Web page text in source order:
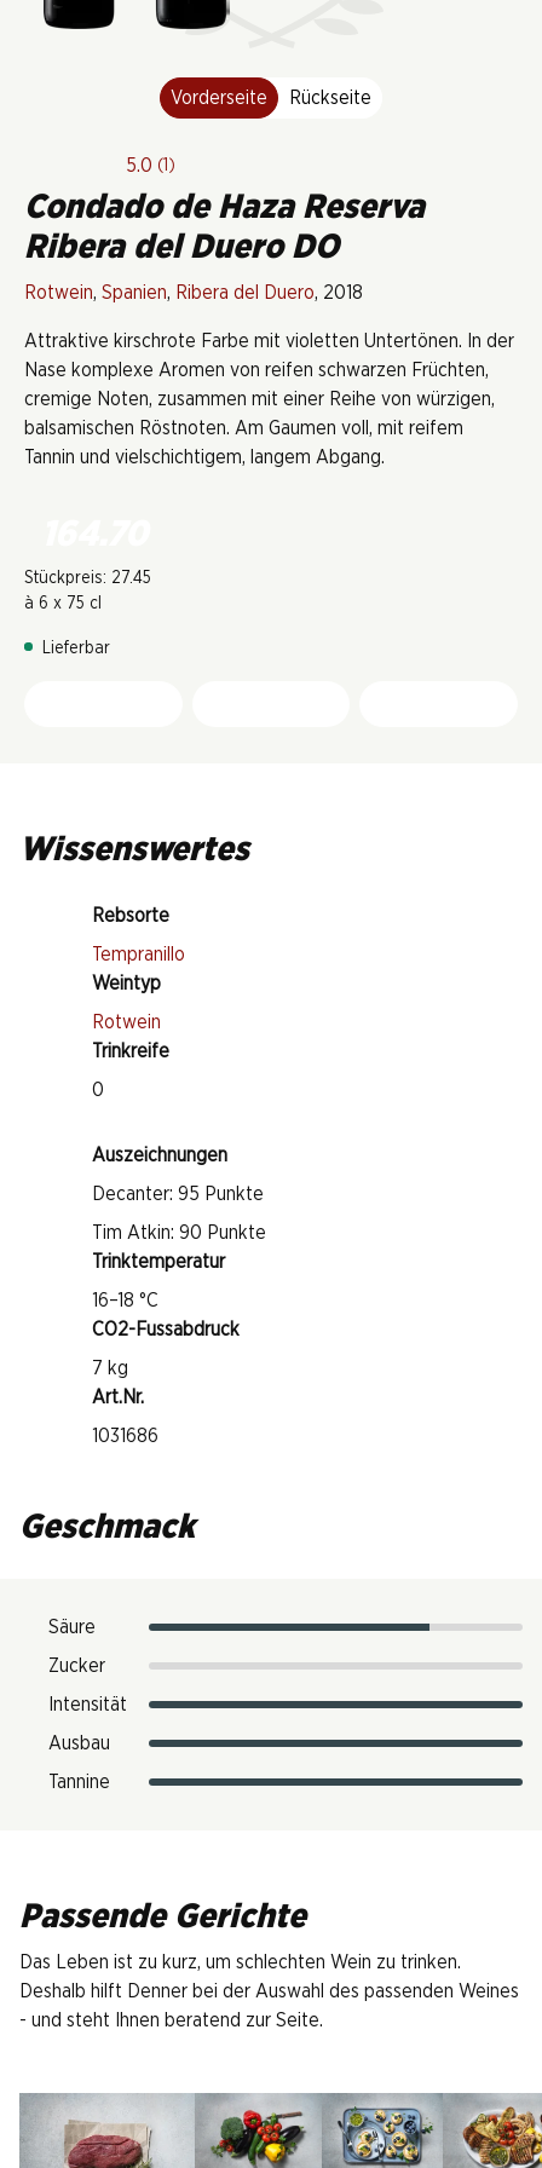
Vorderseite Rückseite
5.0 (1)
Condado de Haza Reserva
Ribera del Duero DO
Rotwein, Spanien, Ribera del Duero, 2018
Attraktive kirschrote Farbe mit violetten Untertönen. In der
Nase komplexe Aromen von reifen schwarzen Früchten,
cremige Noten, zusammen mit einer Reihe von würzigen,
balsamischen Röstnoten. Am Gaumen voll, mit reifem
Tannin und vielschichtigem, langem Abgang.
Stückpreis: 27.45
à 6 x 75 cl
Lieferbar
Wissenswertes
Rebsorte
Tempranillo
Weintyp
Rotwein
Trinkreife
0
Auszeichnungen
Decanter: 95 Punkte
Tim Atkin: 90 Punkte
Trinktemperatur
16–18 °C
CO2-Fussabdruck
7 kg
Art.Nr.
1031686
Geschmack
Säure
Zucker
Intensität
Ausbau
Tannine
Passende Gerichte
Das Leben ist zu kurz, um schlechten Wein zu trinken.
Deshalb hilft Denner bei der Auswahl des passenden Weines
- und steht Ihnen beratend zur Seite.